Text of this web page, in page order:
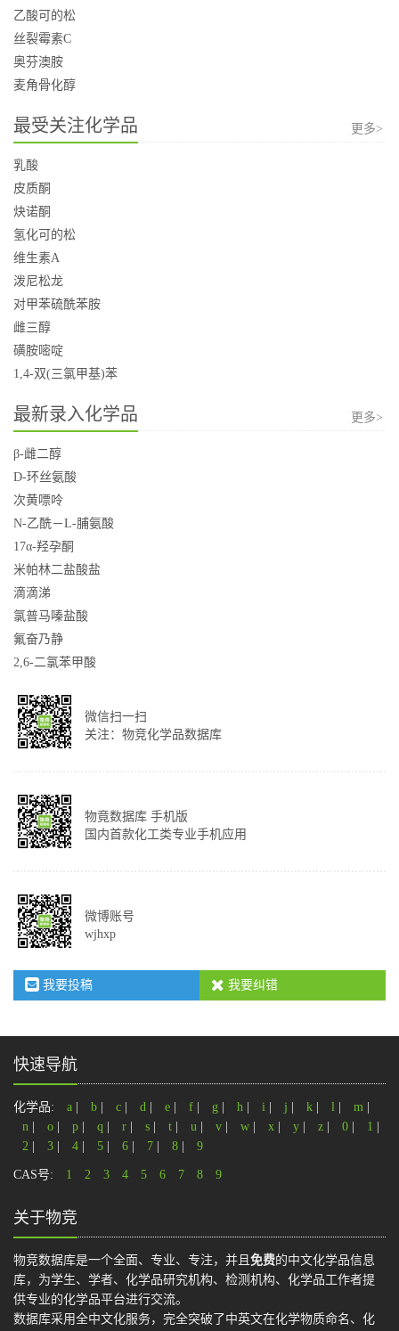
乙酸可的松
丝裂霉素C
奥芬澳胺
麦角骨化醇
最受关注化学品 更多>
乳酸
皮质酮
炔诺酮
氢化可的松
维生素A
泼尼松龙
对甲苯硫酰苯胺
雌三醇
磺胺嘧啶
1,4-双(三氯甲基)苯
最新录入化学品 更多>
β-雌二醇
D-环丝氨酸
次黄嘌呤
N-乙酰－L-脯氨酸
17α-羟孕酮
米帕林二盐酸盐
滴滴涕
氯普马嗪盐酸
氟奋乃静
2,6-二氯苯甲酸
微信扫一扫
关注：物竞化学品数据库
物竟数据库 手机版
国内首款化工类专业手机应用
微博账号
wjhxp
我要投稿 我要纠错
快速导航
化学品: a b c d e f g h i j k l m
n
o p q r s t u v w x y z 0 1
2
3 4 5 6 7 8 9
CAS号: 1 2 3 4 5 6 7 8 9
关于物竞
物竞数据库是一个全面、专业、专注，并且 免费的中文化学品信息
库，为学生、学者、化学品研究机构、检测机构、化学品工作者提
供专业的化学品平台进行交流。
数据库采用全中文化服务，完全突破了中英文在化学物质命名、化